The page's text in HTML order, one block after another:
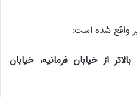
واقع شده است:
از خیابان فرمانیه، خیابان